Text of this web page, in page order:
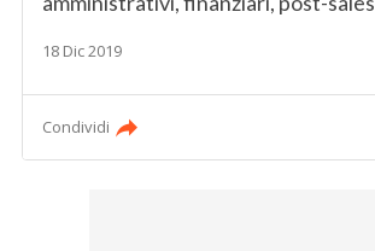
18 Dic 2019
Condividi